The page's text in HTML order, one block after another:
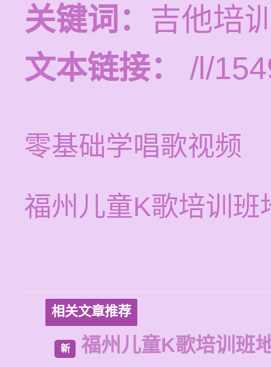
关键词： 吉他培
文本链接：
/l/
零基础学唱歌视频
福州儿童K歌培训班
相关文章推荐
新 福州儿童K歌培训班